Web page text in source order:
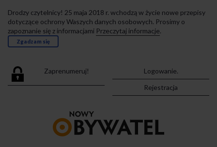
Drodzy czytelnicy! 25 maja 2018 r. wchodzą w życie nowe przepisy
dotyczące ochrony Waszych danych osobowych. Prosimy o
zapoznanie się z informacjami Przeczytaj informacje.
Zgadzam się
Zaprenumeruj!
Logowanie.
Rejestracja
strony